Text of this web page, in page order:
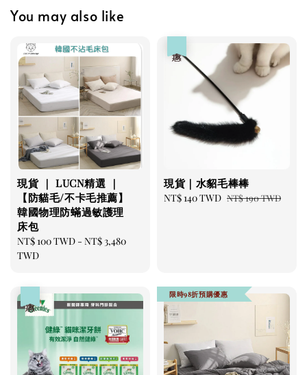
You may also like
現貨 ｜ LUCN精選 ｜
【防貓毛/不卡毛推薦】
韓國物理防蟎過敏護理
床包
Regular
price
NT$ 100 TWD - NT$ 3,480
TWD
現貨｜水貂毛棒棒
Sale
NT$ 140 TWD Regular
NT$ 190 TWD
限時98折預購優惠